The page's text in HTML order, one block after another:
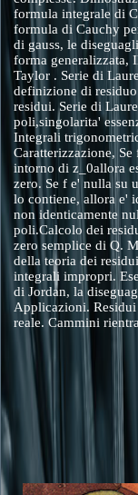
formula integrale di
formula di Cauchy
di gauss, le
forma generalizzata,
Taylor . Serie di
definizione di
residui. Serie di
poli,singolarita'
Integrali
Caratterizzazione,
intorno di z_0allora
zero. Se f e' nulla su
lo contiene, allora e'
non identicamente
poli.Calcolo dei
zero semplice di Q.
della teoria dei
integrali impropri.
di Jordan, la
Applicazioni.
reale. Cammini